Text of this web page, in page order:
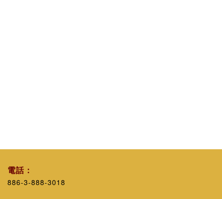
電話：
886-3-888-3018